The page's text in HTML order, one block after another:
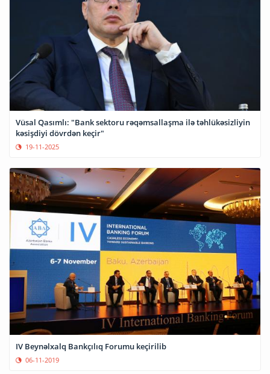
Vüsal Qasımlı: "Bank sektoru rəqəmsallaşma ilə təhlükəsizliyin
kəsişdiyi dövrdən keçir"
19-11-2025
IV Beynəlxalq Bankçılıq Forumu keçirilib
06-11-2019